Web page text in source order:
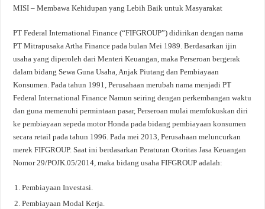
MISI – Membawa Kehidupan yang Lebih Baik untuk Masyarakat
PT Federal International Finance (“FIFGROUP”) didirikan dengan nama
PT Mitrapusaka Artha Finance pada bulan Mei 1989. Berdasarkan ijin
usaha yang diperoleh dari Menteri Keuangan, maka Perseroan bergerak
dalam bidang Sewa Guna Usaha, Anjak Piutang dan Pembiayaan
Konsumen. Pada tahun 1991, Perusahaan merubah nama menjadi PT
Federal International Finance Namun seiring dengan perkembangan waktu
dan guna memenuhi permintaan pasar, Perseroan mulai memfokuskan diri
ke pembiayaan sepeda motor Honda pada bidang pembiayaan konsumen
secara retail pada tahun 1996. Pada mei 2013, Perusahaan meluncurkan
merek FIFGROUP. Saat ini berdasarkan Peraturan Otoritas Jasa Keuangan
Nomor 29/POJK.05/2014, maka bidang usaha FIFGROUP adalah:
Pembiayaan Investasi.
Pembiayaan Modal Kerja.